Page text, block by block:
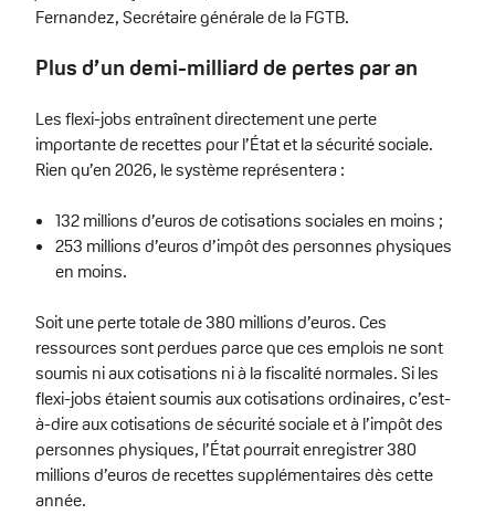
Fernandez, Secrétaire générale de la FGTB.
Plus d’un demi-milliard de pertes par an
Les flexi-jobs entraînent directement une perte
importante de recettes pour l’État et la sécurité sociale.
Rien qu’en 2026, le système représentera :
132 millions d’euros de cotisations sociales en moins ;
253 millions d’euros d’impôt des personnes physiques
en moins.
Soit une perte totale de 380 millions d’euros. Ces
ressources sont perdues parce que ces emplois ne sont
soumis ni aux cotisations ni à la fiscalité normales. Si les
flexi-jobs étaient soumis aux cotisations ordinaires, c’est-
à-dire aux cotisations de sécurité sociale et à l’impôt des
personnes physiques, l’État pourrait enregistrer 380
millions d’euros de recettes supplémentaires dès cette
année.